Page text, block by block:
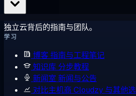
独立云背后的指南与团队。
学习
博客指南与工程笔记
知识库 分步教程
新闻室 新闻与公告
对比主机商 Cloudzy 与其他